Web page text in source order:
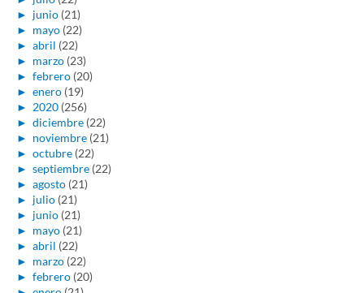
► junio (21)
► mayo (22)
► abril (22)
► marzo (23)
► febrero (20)
► enero (19)
► 2020 (256)
► diciembre (22)
► noviembre (21)
► octubre (22)
► septiembre (22)
► agosto (21)
► julio (21)
► junio (21)
► mayo (21)
► abril (22)
► marzo (22)
► febrero (20)